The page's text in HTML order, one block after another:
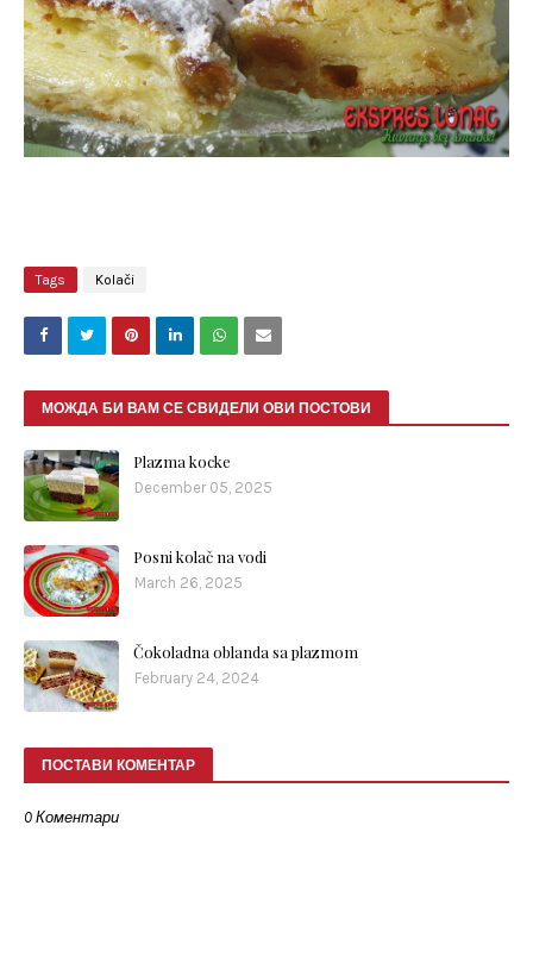
Tags Kolači
МОЖДА БИ ВАМ СЕ СВИДЕЛИ ОВИ ПОСТОВИ
Plazma kocke
December 05, 2025
Posni kolač na vodi
March 26, 2025
Čokoladna oblanda sa plazmom
February 24, 2024
ПОСТАВИ КОМЕНТАР
0 Коментари